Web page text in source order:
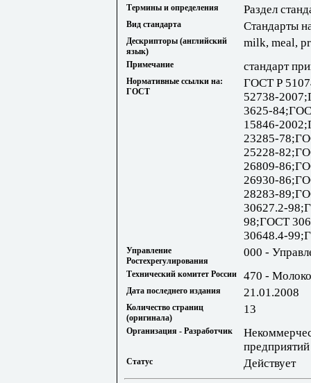
Термины и определения Раздел
Вид стандарта Стандарты
Дескрипторы (английский
язык)
milk, meal,
Примечание стандарт
Нормативные ссылки на:
ГОСТ
ГОСТ Р
52738-
3625-
15846-
23285-
25228-
26809-
26930-
28283-
30627.2-
98;ГОСТ
30648.4-
Управление
Ростехрегулирования
000 -
Технический комитет России 470 -
Дата последнего издания 21.01.2008
Количество страниц
(оригинала)
13
Организация - Разработчик
Статус Действует